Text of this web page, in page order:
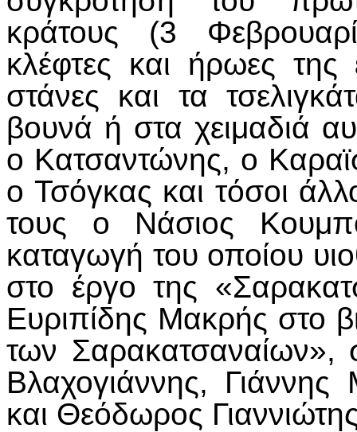
κράτους (3
κλέφτες και ήρωες της
στάνες και τα
βουνά ή στα χειμαδιά
ο Κατσαντώνης, ο
ο Τσόγκας και τόσοι
τους ο Νάσιος
καταγωγή του οποίου
στο έργο της
Ευριπίδης Μακρής στο
των Σαρακατσαναίων»,
Βλαχογιάννης,
και Θεόδωρος